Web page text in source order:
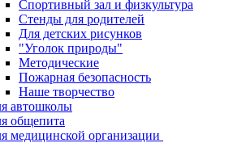
Спортивный зал и физкультура
Стенды для родителей
Для детских рисунков
"Уголок природы"
Методические
Пожарная безопасность
Наше творчество
автошколы
общепита
медицинской организации